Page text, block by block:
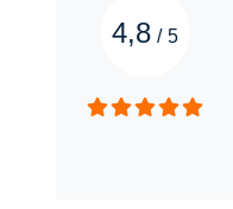
4,8 / 5